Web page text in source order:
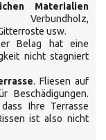
Materialien
usw.
Belag hat eine
nicht stagniert
. Fliesen auf
Beschädigungen.
Ihre Terrasse
ist also nicht